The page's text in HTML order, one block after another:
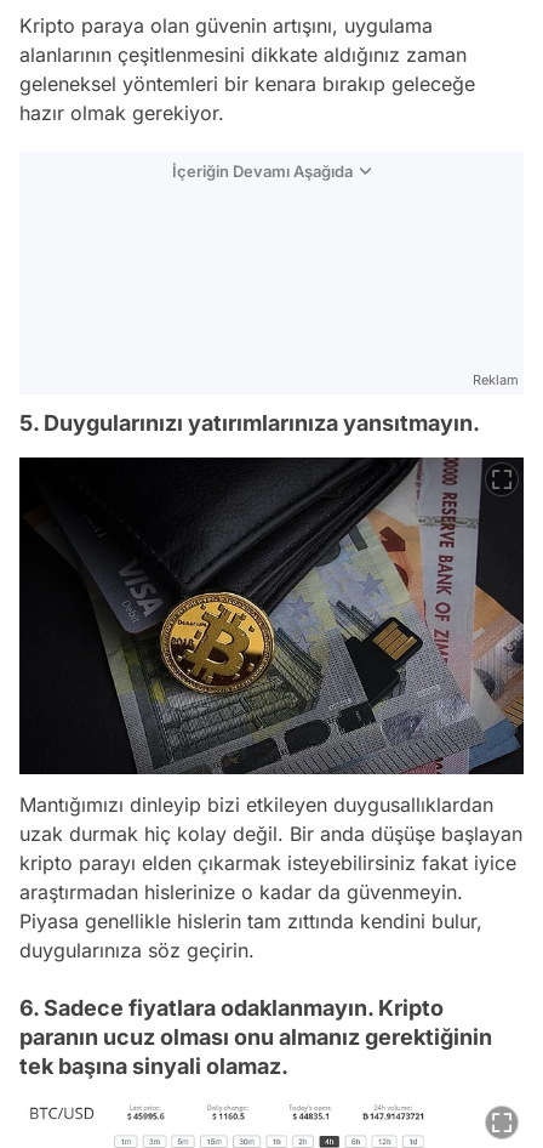
Kripto paraya olan güvenin artışını, uygulama
alanlarının çeşitlenmesini dikkate aldığınız zaman
geleneksel yöntemleri bir kenara bırakıp geleceğe
hazır olmak gerekiyor.
İçeriğin Devamı Aşağıda
Reklam
5. Duygularınızı yatırımlarınıza yansıtmayın.
Mantığımızı dinleyip bizi etkileyen duygusallıklardan
uzak durmak hiç kolay değil. Bir anda düşüşe başlayan
kripto parayı elden çıkarmak isteyebilirsiniz fakat iyice
araştırmadan hislerinize o kadar da güvenmeyin.
Piyasa genellikle hislerin tam zıttında kendini bulur,
duygularınıza söz geçirin.
6. Sadece fiyatlara odaklanmayın. Kripto
paranın ucuz olması onu almanız gerektiğinin
tek başına sinyali olamaz.